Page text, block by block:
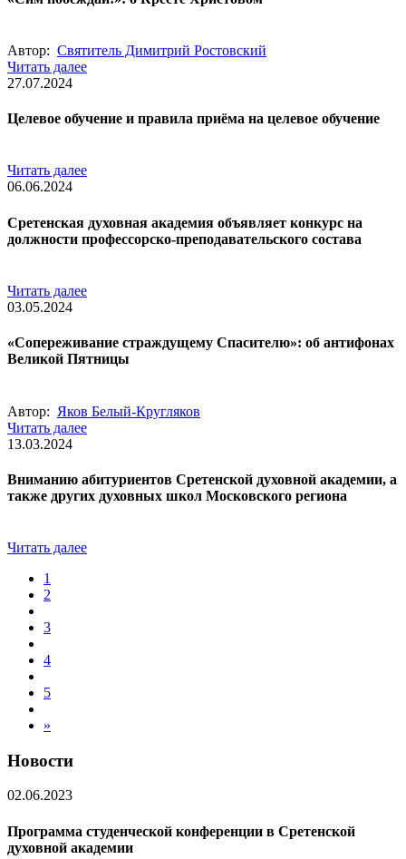
Автор: Святитель Димитрий Ростовский
Читать далее
27.07.2024
Целевое обучение и правила приёма на целевое обучение
Читать далее
06.06.2024
Сретенская духовная академия объявляет конкурс на
должности профессорско-преподавательского состава
Читать далее
03.05.2024
«Сопереживание страждущему Спасителю»: об антифонах
Великой Пятницы
Автор: Яков Белый-Кругляков
Читать далее
13.03.2024
Вниманию абитуриентов Сретенской духовной академии, а
также других духовных школ Московского региона
Читать далее
1
2
3
4
5
»
Новости
02.06.2023
Программа студенческой конференции в Сретенской
духовной академии